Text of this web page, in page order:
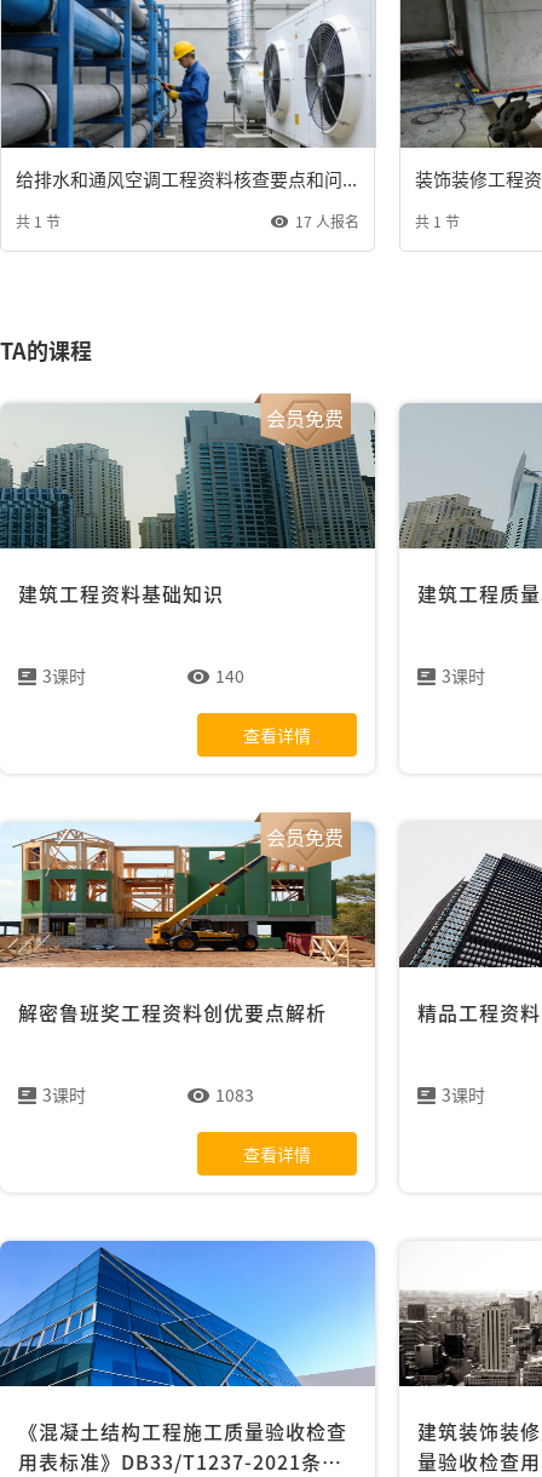
给排水和通风空调工程资料核查要点和问题分析
共 1 节 17 人报名
装饰装修工程
共 1 节
TA的课程
会员免费
建筑工程资料基础知识
3课时 140
查看详情
建筑工程质
3课时
会员免费
解密鲁班奖工程资料创优要点解析
3课时 1083
查看详情
精品工程资
3课时
《混凝土结构工程施工质量验收检查
用表标准》DB33/T1237-2021条文
建筑装饰装
量验收检查